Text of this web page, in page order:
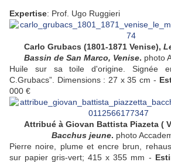
Expertise: Prof. Ugo Ruggieri
Carlo Grubacs (1801-1871 Venise),
Bassin de San Marco, Venise. photo
Huile sur sa toile d'origine. Signée
C.Grubacs”. Dimensions : 27 x 35 cm -
000 €
Attribué à Giovan Battista Piazeta (
Bacchus jeune. photo
Pierre noire, plume et encre brun,
sur papier gris-vert; 415 x 355 mm -